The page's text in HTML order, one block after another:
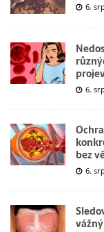
6.
6.
bez
6.